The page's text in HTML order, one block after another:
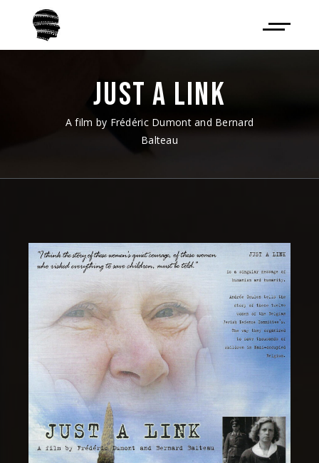
JUST A LINK
A film by Frédéric Dumont and Bernard
Balteau